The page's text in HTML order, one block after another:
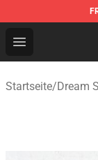
Open menu
Dream
Startseite/Dream